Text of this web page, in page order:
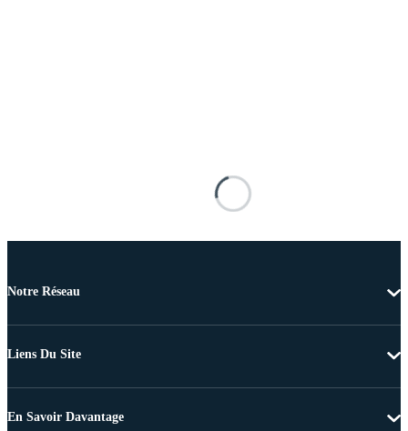
Notre Réseau
Liens Du Site
En Savoir Davantage